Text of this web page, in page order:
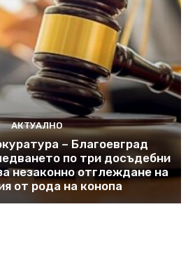
АКТУАЛНО
– Благоевград
по три досъдебни
незаконно отглеждане на
от рода на конопа